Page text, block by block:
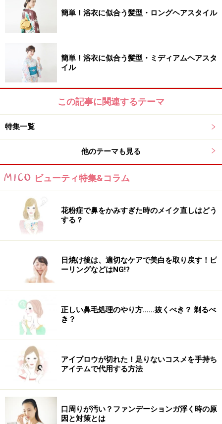
簡単！浴衣に似合う髪型・ロングヘアスタイル
簡単！浴衣に似合う髪型・ミディアムヘアスタ
イル
この記事に関連するテーマ
特集一覧
他のテーマも見る
ビューティ特集&コラム
花粉症で鼻をかみすぎた時のメイク直しはどう
する？
日焼け後は、適切なケアで美白を取り戻す！ピ
ーリングなどはNG!?
正しい鼻毛処理のやり方……抜くべき？ 剃るべ
き？
アイブロウが切れた！足りないコスメを手持ち
アイテムで代用する方法
口周りが汚い？ファンデーションガ浮く時の原
因と対策とは